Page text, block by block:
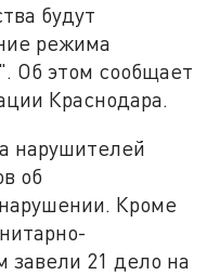
будут
режима
Об этом сообщает
Краснодара.
нарушителей
об
Кроме
завели 21 дело на